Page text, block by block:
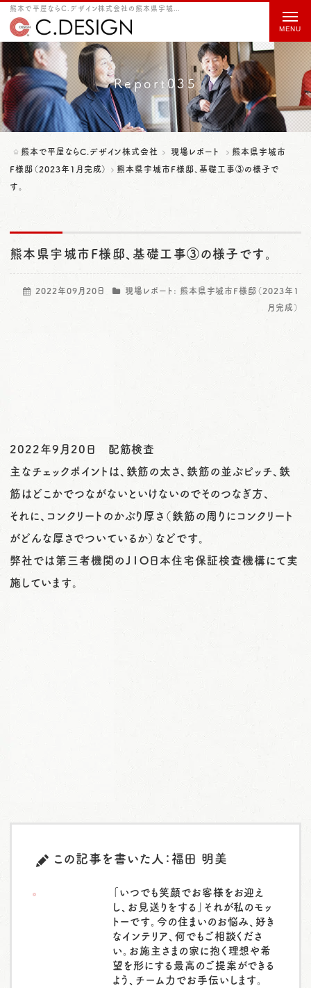
熊本で平屋ならC.デザイン株式会社の熊本県宇城市F様邸、基礎工事③の様子です。をご紹介
Report035
熊本で平屋ならC.デザイン株式会社 現場レポート
熊本県宇城市
F様邸（2023年1月完成）
熊本県宇城市F様邸、基礎工事③の様子で
す。
熊本県宇城市F様邸、基礎工事③の様子です。
2022年09月20日 現場レポート: 熊本県宇城市F様邸（2023年1
月完成）
2022年9月20日 配筋検査
主なチェックポイントは、鉄筋の太さ、鉄筋の並ぶピッチ、鉄
筋はどこかでつながないといけないのでそのつなぎ方、
それに、コンクリートのかぶり厚さ（鉄筋の周りにコンクリート
がどんな厚さでついているか）などです。
弊社では第三者機関のＪＩＯ日本住宅保証検査機構にて実
施しています。
この記事を書いた人：福田 明美
「いつでも笑顔でお客様をお迎え
し、お見送りをする」それが私のモッ
トーです。今の住まいのお悩み、好き
なインテリア、何でもご相談くださ
い。お施主さまの家に抱く理想や希
望を形にする最高のご提案ができる
よう、チーム力でお手伝いします。
t
o
g
g
l
e
g
i